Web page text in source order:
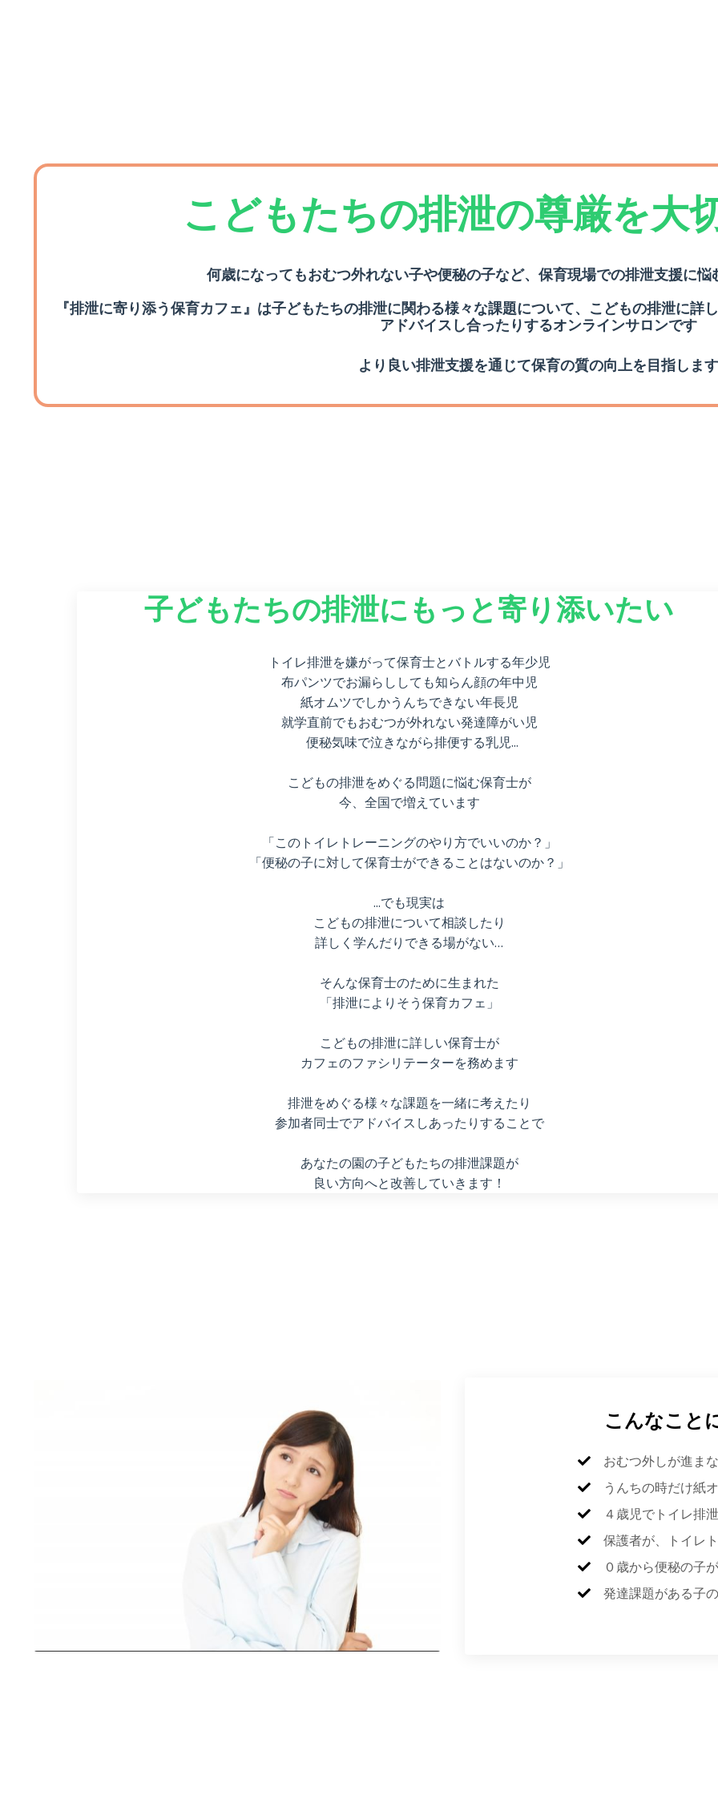
こどもたちの排泄の尊厳を大
何歳になってもおむつ外れない子や便秘の子など、保育現場での排泄支援に
『排泄に寄り添う保育カフェ』は子どもたちの排泄に関わる様々な課題について、こどもの排泄に
アドバイスし合ったりするオンラインサロンです
より良い排泄支援を通じて保育の質の向上を目指します
子どもたちの排泄にもっと寄り添いたい
トイレ排泄を嫌がって保育士とバトルする年少児
布パンツでお漏らししても知らん顔の年中児
紙オムツでしかうんちできない年長児
就学直前でもおむつが外れない発達障がい児
便秘気味で泣きながら排便する乳児...
こどもの排泄をめぐる問題に悩む保育士が
今、全国で増えています
「このトイレトレーニングのやり方でいいのか？」
「便秘の子に対して保育士ができることはないのか？」
...でも現実は
こどもの排泄について相談したり
詳しく学んだりできる場がない…
そんな保育士のために生まれた
「排泄によりそう保育カフェ」
こどもの排泄に詳しい保育士が
カフェのファシリテーターを務めます
排泄をめぐる様々な課題を一緒に考えたり
参加者同士でアドバイスしあったりすることで
あなたの園の子どもたちの排泄課題が
良い方向へと改善していきます！
こんなこと
おむつ外しが進ま
うんちの時だけ紙
４歳児でトイレ排
保護者が、トイレ
０歳から便秘の子
発達課題がある子